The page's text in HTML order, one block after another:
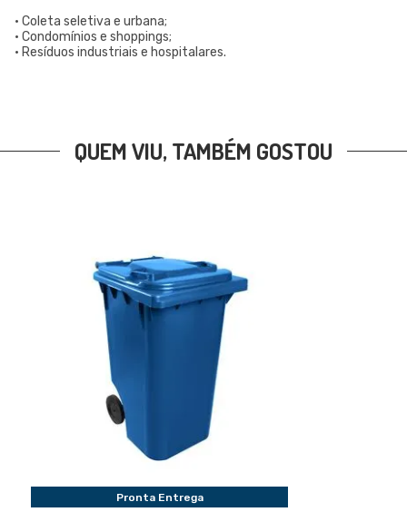
• Coleta seletiva e urbana;
• Condomínios e shoppings;
• Resíduos industriais e hospitalares.
QUEM VIU, TAMBÉM GOSTOU
Pronta Entrega